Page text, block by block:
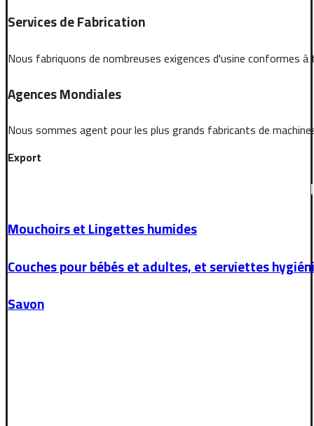
Services de Fabrication
Nous fabriquons de nombreuses exigences d'usine conformes
Agences Mondiales
Nous sommes agent pour les plus grands fabricants de
Export
Nous sommes une entreprise de
Mouchoirs et Lingettes humides
Couches pour bébés et adultes, et serviettes
Savon